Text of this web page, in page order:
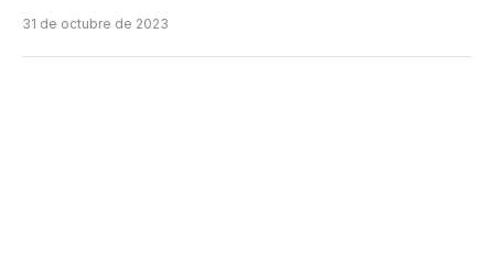
31 de octubre de 2023